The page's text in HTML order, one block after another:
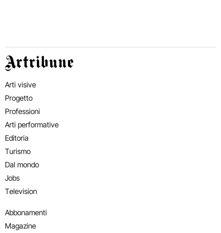
Artribune
Arti visive
Progetto
Professioni
Arti performative
Editoria
Turismo
Dal mondo
Jobs
Television
Abbonamenti
Magazine